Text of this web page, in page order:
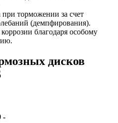
торможении за счет
(демпфирования).
благодаря особому
дисков
-